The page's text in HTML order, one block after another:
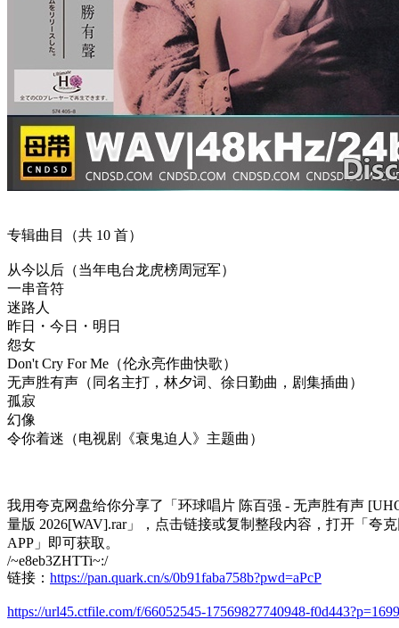
专辑曲目（共 10 首）
从今以后（当年电台龙虎榜周冠军）
一串音符
迷路人
昨日・今日・明日
怨女
Don't Cry For Me（伦永亮作曲快歌）
无声胜有声（同名主打，林夕词、徐日勤曲，剧集插曲）
孤寂
幻像
令你着迷（电视剧《衰鬼迫人》主题曲）
我用夸克网盘给你分享了「环球唱片 陈百强 - 无声胜有声
量版 2026[WAV].rar」，点击链接或复制整段内容，打开「夸
APP」即可获取。
/~e8eb3ZHTTi~:/
链接： https://pan.quark.cn/s/0b91faba758b?pwd=aPcP
https://url45.ctfile.com/f/66052545-17569827740948-f0d443?p=1699